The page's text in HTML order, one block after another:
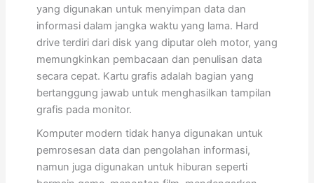
yang digunakan untuk menyimpan data dan
informasi dalam jangka waktu yang lama. Hard
drive terdiri dari disk yang diputar oleh motor, yang
memungkinkan pembacaan dan penulisan data
secara cepat. Kartu grafis adalah bagian yang
bertanggung jawab untuk menghasilkan tampilan
grafis pada monitor.
Komputer modern tidak hanya digunakan untuk
pemrosesan data dan pengolahan informasi,
namun juga digunakan untuk hiburan seperti